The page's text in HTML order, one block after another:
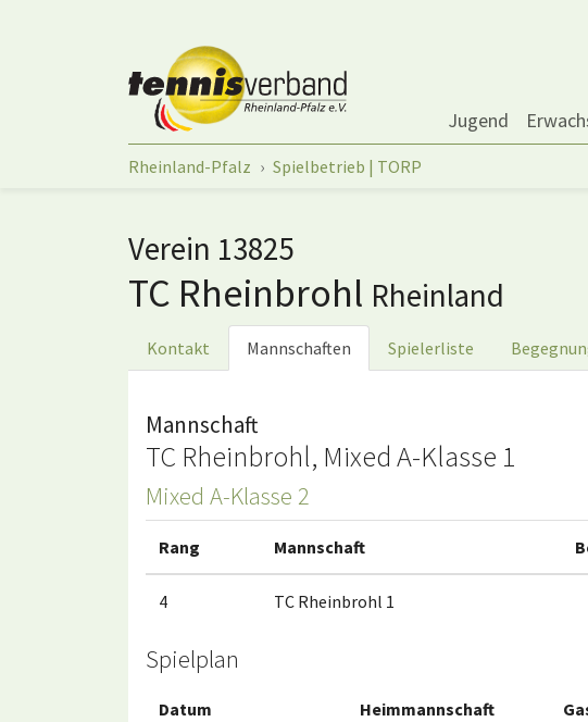
Jugend
Sie sind hier:
Rheinland-Pfalz Spielbetrieb | TORP
Verein 13825
TC Rheinbrohl Rheinland
Kontakt Mannschaften Spielerliste
Mannschaft
TC Rheinbrohl, Mixed A-Klasse 1
Mixed A-Klasse 2
Rang Mannschaft
4 TC Rheinbrohl 1
Spielplan
Datum Heimmannschaft